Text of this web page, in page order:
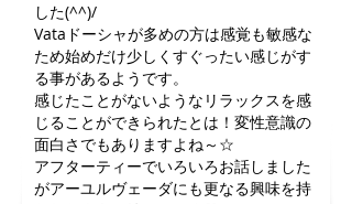
した(^^)/
Vataドーシャが多めの方は感覚も敏感な
ため始めだけ少しくすぐったい感じがす
る事があるようです。
感じたことがないようなリラックスを感
じることができられたとは！変性意識の
面白さでもありますよね～☆
アフターティーでいろいろお話しました
がアーユルヴェーダにも更なる興味を持